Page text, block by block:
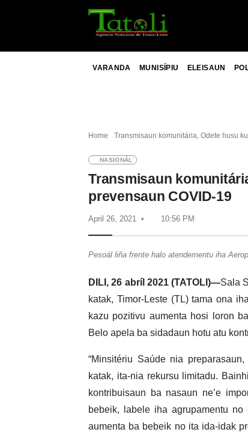
VARANDA MUNISÍPIU ELEISAUN
Home Transmisaun komunitária, Odete husu
NASIONÁL
Transmisaun
prevensaun COVID-19
April 26, 2021 10:56 PM
Pesoál liña frente halo atendementu iha
DILI, 26 abríl 2021 (TATOLI)—Sala
katak, Timor-Leste (TL) tama ona
kazu pozitivu aumenta hosi loron
Belo apela ba sidadaun hotu atu
“Minsitériu Saúde nia
katak, ita-nia rekursu limitadu.
kontribuisaun ba nasaun ne’e
bebeik, labele iha agrupamentu
aumenta ba bebeik no ita ida-idak